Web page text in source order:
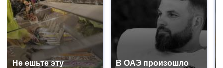
Не ешьте эту
В ОАЭ произошло